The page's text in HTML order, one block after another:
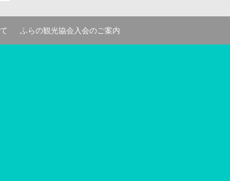
ふらの観光協会入会のご案内